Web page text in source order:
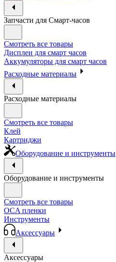
Запчасти для Смарт-часов
Смотреть все товары
Дисплеи для смарт часов
Аккумуляторы для смарт часов
Расходные материалы
Расходные материалы
Смотреть все товары
Клей
Картриджи
Оборудование и инструменты
Оборудование и инструменты
Смотреть все товары
OCA пленки
Инструменты
Аксессуары
Аксессуары